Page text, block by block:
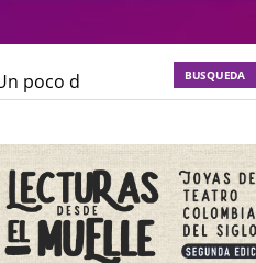
poco de locura para la cordura
de Teatro Rosa